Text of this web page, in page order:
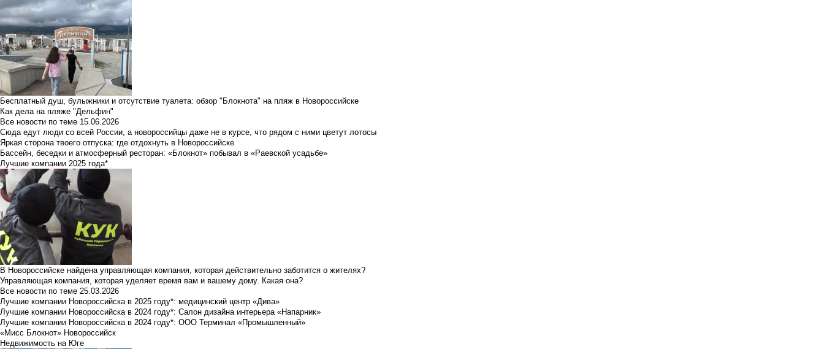
Бесплатный душ, булыжники и отсутствие туалета: обзор "Блокнота" на пляж в Новороссийске
Как дела на пляже "Дельфин"
Все новости по теме 15.06.2026
Сюда едут люди со всей России, а новороссийцы даже не в курсе, что рядом с ними цветут лотосы
Яркая сторона твоего отпуска: где отдохнуть в Новороссийске
Бассейн, беседки и атмосферный ресторан: «Блокнот» побывал в «Раевской усадьбе»
Лучшие компании 2025 года*
В Новороссийске найдена управляющая компания, которая действительно заботится о жителях?
Управляющая компания, которая уделяет время вам и вашему дому. Какая она?
Все новости по теме 25.03.2026
Лучшие компании Новороссийска в 2025 году*: медицинский центр «Дива»
Лучшие компании Новороссийска в 2024 году*: Салон дизайна интерьера «Напарник»
Лучшие компании Новороссийска в 2024 году*: ООО Терминал «Промышленный»
«Мисс Блокнот» Новороссийск
Недвижимость на Юге